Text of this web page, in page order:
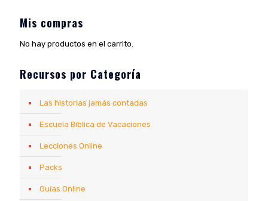
Mis compras
No hay productos en el carrito.
Recursos por Categoría
Las historias jamás contadas
Escuela Bíblica de Vacaciones
Lecciones Online
Packs
Guías Online